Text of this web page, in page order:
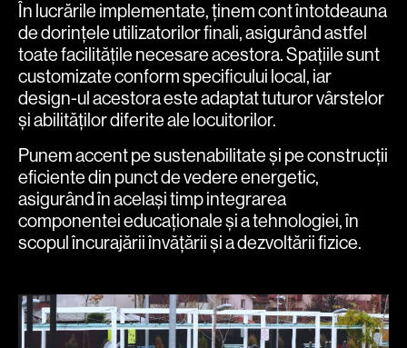
În lucrările implementate, ținem cont întotdeauna
de dorințele utilizatorilor finali, asigurând astfel
toate facilitățile necesare acestora. Spațiile sunt
customizate conform specificului local, iar
design-ul acestora este adaptat tuturor vârstelor
și abilităților diferite ale locuitorilor.
Punem accent pe sustenabilitate și pe construcții
eficiente din punct de vedere energetic,
asigurând în același timp integrarea
componentei educaționale și a tehnologiei, în
scopul încurajării învățării și a dezvoltării fizice.